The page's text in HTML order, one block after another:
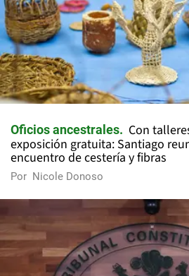
Oficios ancestrales
Con
exposición gratuita: Santiago
encuentro de cestería y fibras
Por Nicole Donoso